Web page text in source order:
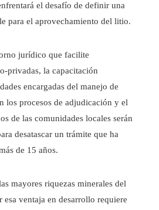
el desafío de definir una
para el aprovechamiento del litio.
jurídico que facilite
privadas, la capacitación
encargadas del manejo de
los procesos de adjudicación y el
de las comunidades locales serán
desatascar un trámite que ha
de 15 años.
mayores riquezas minerales del
ventaja en desarrollo requiere